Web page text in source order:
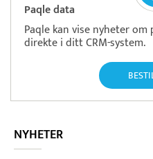
Paqle data
Paqle kan vise nyheter
direkte i ditt CRM-system.
NYHETER